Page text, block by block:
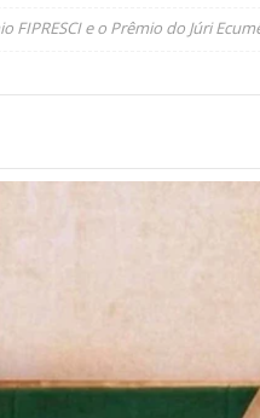
e o Prêmio do Júri